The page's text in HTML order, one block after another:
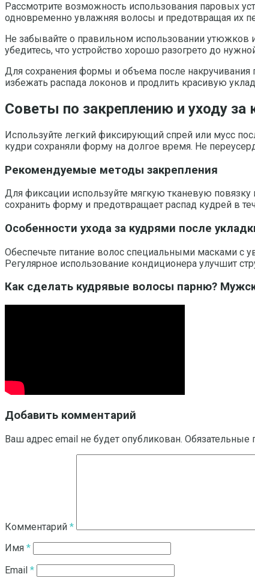
Рассмотрите возможность использования паровых
одновременно увлажняя волосы и предотвращая их
Не забывайте о правильном использовании
убедитесь, что устройство хорошо разогрето до
Для сохранения формы и объема после
избежать распада локонов и продлить красивую
Советы по закреплению и уходу за
Используйте легкий фиксирующий спрей или мусс
кудри сохраняли форму на долгое время. Не
Рекомендуемые методы закрепления
Для фиксации используйте мягкую тканевую
сохранить форму и предотвращает распад кудрей в
Особенности ухода за кудрями после
Обеспечьте питание волос специальными масками с
Регулярное использование кондиционера улучшит
Как сделать кудрявые волосы парню?
Добавить комментарий
Ваш адрес email не будет опубликован. Обязательные
Комментарий *
Имя *
Email *